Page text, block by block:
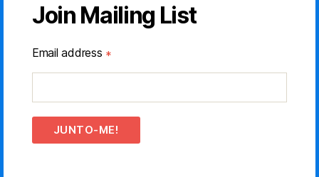
Join Mailing List
Email address *
JUNTO-ME!